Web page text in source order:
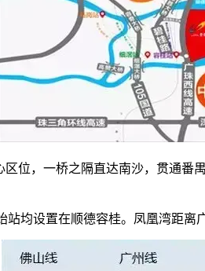
位，一桥之隔直达南沙，贯通
站均设置在顺德容桂。凤凰湾距